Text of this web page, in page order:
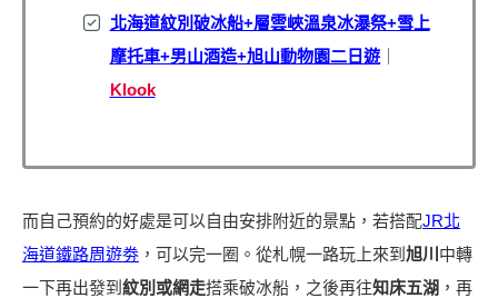
北海道紋別破冰船+層雲峽溫泉冰瀑祭+雪上
摩托車+男山酒造+旭山動物園二日遊｜
Klook
而自己預約的好處是可以自由安排附近的景點，若搭配JR北
海道鐵路周遊劵 ，可以完一圈。從札幌一路玩上來到 旭川 中轉
一下再出發到 紋別或網走搭乘破冰船，之後再往知床五湖 ，再